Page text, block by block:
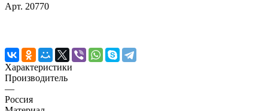
Арт. 20770
Характеристики
Производитель
—
Россия